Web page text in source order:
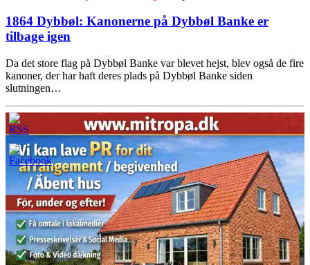
1864 Dybbøl: Kanonerne på Dybbøl Banke er
tilbage igen
Da det store flag på Dybbøl Banke var blevet hejst, blev også de fire
kanoner, der har haft deres plads på Dybbøl Banke siden
slutningen…